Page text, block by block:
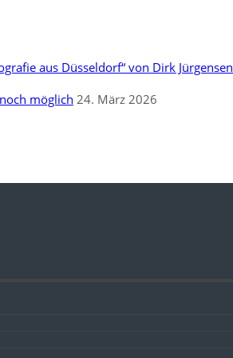
aus Düsseldorf“ von Dirk Jürgensen
möglich 24. März 2026